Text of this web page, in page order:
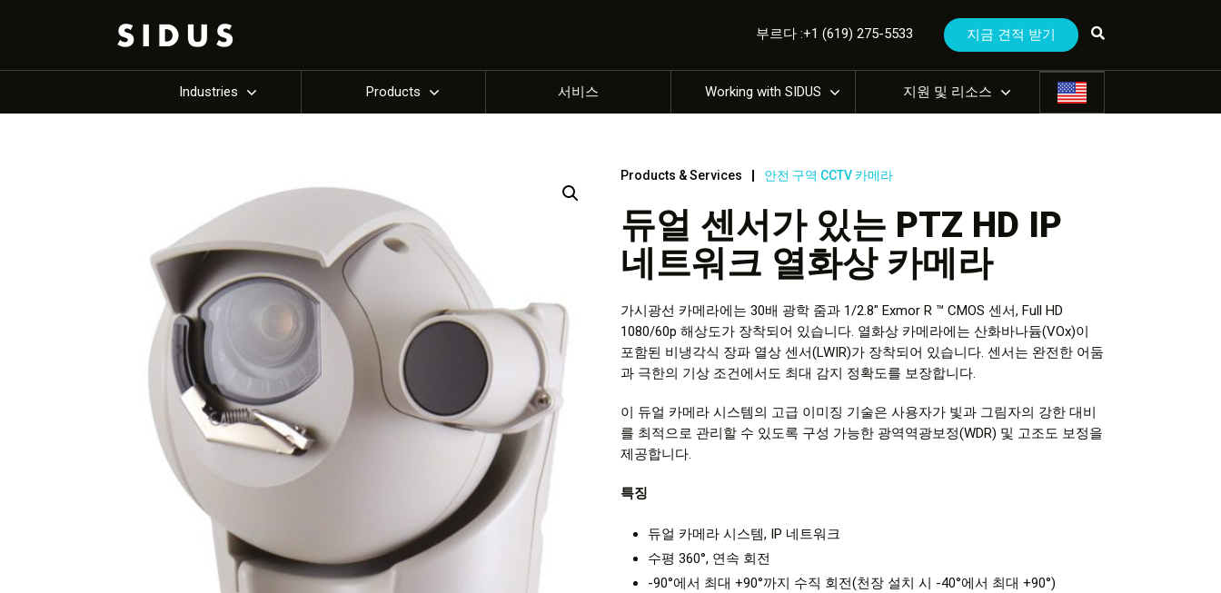
부르다 :+1 (619) 275-5533 지금 견적 받기
Industries Products 서비스 Working with SIDUS 지원 및 리소스
Products & Services 안전 구역 CCTV 카메라
듀얼 센서가 있는 PTZ HD IP
네트워크 열화상 카메라
가시광선 카메라에는 30배 광학 줌과 1/2.8″ Exmor R ™ CMOS 센서, Full HD
1080/60p 해상도가 장착되어 있습니다. 열화상 카메라에는 산화바나듐(VOx)이
포함된 비냉각식 장파 열상 센서(LWIR)가 장착되어 있습니다. 센서는 완전한 어둠
과 극한의 기상 조건에서도 최대 감지 정확도를 보장합니다.
이 듀얼 카메라 시스템의 고급 이미징 기술은 사용자가 빛과 그림자의 강한 대비
를 최적으로 관리할 수 있도록 구성 가능한 광역역광보정(WDR) 및 고조도 보정을
제공합니다.
특징
듀얼 카메라 시스템, IP 네트워크
수평 360°, 연속 회전
-90°에서 최대 +90°까지 수직 회전(천장 설치 시 -40°에서 최대 +90°)